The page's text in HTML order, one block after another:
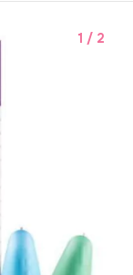
1 / 2